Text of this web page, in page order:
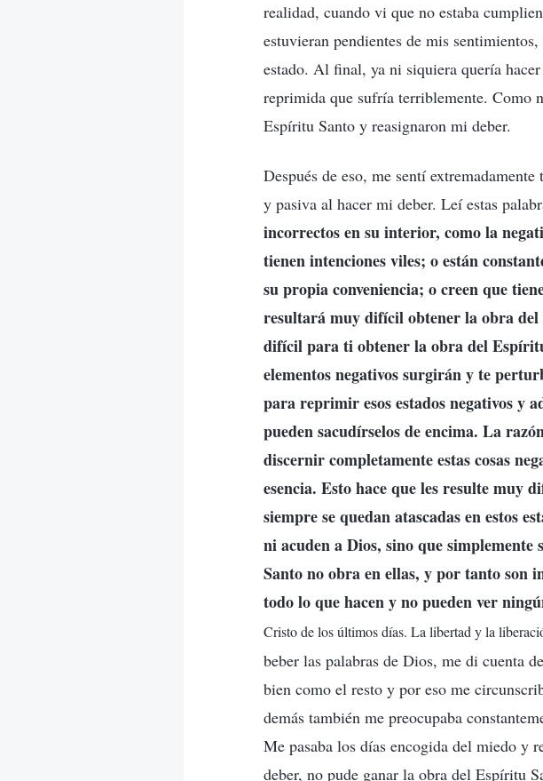
realidad, cuando vi que no estaba
estuvieran pendientes de mis
estado. Al final, ya ni siquiera quería
reprimida que sufría terriblemente. Como
Espíritu Santo y reasignaron mi deber.
Después de eso, me sentí
y pasiva al hacer mi deber. Leí estas
incorrectos en su interior, como la
tienen intenciones viles; o están
su propia conveniencia; o creen que
resultará muy difícil obtener la obra del
difícil para ti obtener la obra del
elementos negativos surgirán y te
para reprimir esos estados negativos y
pueden sacudírselos de encima. La
discernir completamente estas cosas
esencia. Esto hace que les resulte muy
siempre se quedan atascadas en estos
ni acuden a Dios, sino que
Santo no obra en ellas, y por tanto son
todo lo que hacen y no pueden ver
Cristo de los últimos días. La libertad y la
beber las palabras de Dios, me di cuenta
bien como el resto y por eso me
demás también me preocupaba
Me pasaba los días encogida del miedo
deber, no pude ganar la obra del Espíritu